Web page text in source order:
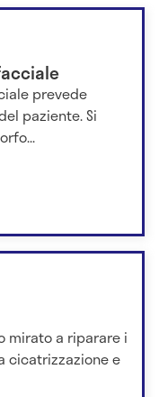
prevede
paziente. Si
mirato a riparare i
cicatrizzazione e